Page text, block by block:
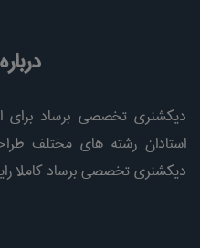
دیکشنری تخصصی برساد برای
استادان رشته های مختلف
دیکشنری تخصصی برساد کاملا